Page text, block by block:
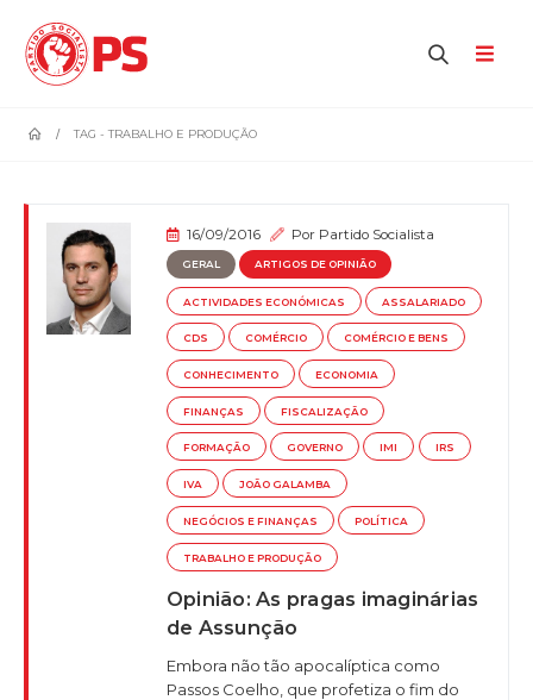
TAG - TRABALHO E PRODUÇÃO
16/09/2016 Por Partido Socialista
GERAL ARTIGOS DE OPINIÃO
ACTIVIDADES ECONÓMICAS ASSALARIADO
CDS COMÉRCIO COMÉRCIO E BENS
CONHECIMENTO ECONOMIA
FINANÇAS FISCALIZAÇÃO
FORMAÇÃO GOVERNO IMI IRS
IVA JOÃO GALAMBA
NEGÓCIOS E FINANÇAS POLÍTICA
TRABALHO E PRODUÇÃO
Opinião: As pragas imaginárias
de Assunção
Embora não tão apocalíptica como
Passos Coelho, que profetiza o fim do